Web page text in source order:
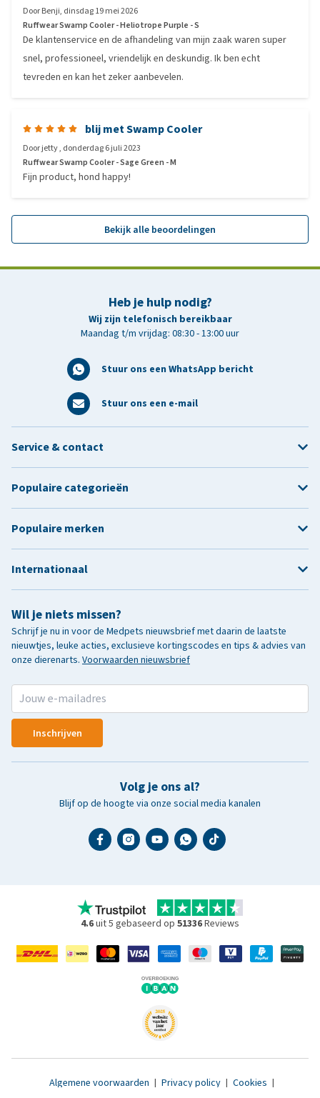
DoorBenji, dinsdag 19 mei 2026
Ruffwear Swamp Cooler - Heliotrope Purple - S
De klantenservice en de afhandeling van mijn zaak waren super
snel, professioneel, vriendelijk en deskundig. Ik ben echt
tevreden en kan het zeker aanbevelen.
blij met Swamp Cooler
Doorjetty, donderdag 6 juli 2023
Ruffwear Swamp Cooler - Sage Green - M
Fijn product, hond happy!
Bekijk alle beoordelingen
Heb je hulp nodig?
Wij zijn telefonisch bereikbaar
Maandag t/m vrijdag: 08:30 - 13:00 uur
Stuur ons een WhatsApp bericht
Stuur ons een e-mail
Wil je niets missen?
Schrijf je nu in voor de Medpets nieuwsbrief met daarin de laatste
nieuwtjes, leuke acties, exclusieve kortingscodes en tips & advies van
onze dierenarts. Voorwaarden nieuwsbrief
Inschrijven
Volg je ons al?
Blijf op de hoogte via onze social media kanalen
Service & contact
Populaire categorieën
Populaire merken
Internationaal
4.6uit 5 gebaseerd op 51336Reviews
Algemene voorwaarden | Privacy policy | Cookies |